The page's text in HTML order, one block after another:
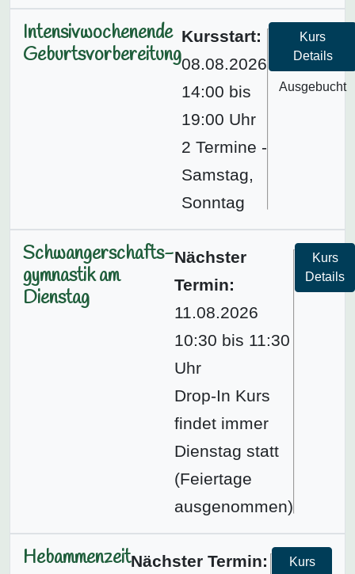
Intensivwochenende
Geburtsvorbereitung
Kursstart:
08.08.2026
14:00 bis
19:00 Uhr
2 Termine -
Samstag,
Sonntag
Kurs
Details
Ausgebucht
Schwangerschafts­
gymnastik am
Dienstag
Nächster
Termin:
11.08.2026
10:30 bis 11:30
Uhr
Drop-In Kurs
findet immer
Dienstag statt
(Feiertage
ausgenommen)
Kurs
Details
HebammenzeitNächster Termin: Kurs